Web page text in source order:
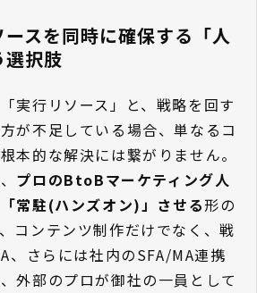
スを同時に確保する「人
択肢
実行リソース」と、戦略を回す
が不足している場合、単なるコ
本的な解決には繋がりません。
プロのBtoBマーケティング人
常駐(ハンズオン)」させる形の
コンテンツ制作だけでなく、戦
、さらには社内のSFA/MA連携
外部のプロが御社の一員として